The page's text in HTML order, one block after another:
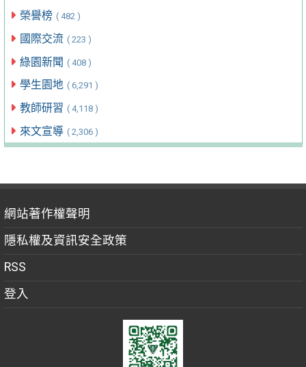
榮譽榜 ( 482 )
國際交流 ( 223 )
綠園新聞 ( 408 )
學生園地 ( 6,291 )
教師研習 ( 4,118 )
來文宣導 ( 2,306 )
網站著作權聲明
隱私權及資訊安全政策
RSS
登入